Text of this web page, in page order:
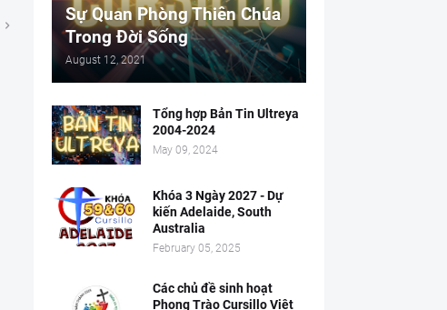
Sự Quan Phòng Thiên Chúa
Trong Đời Sống
August 12, 2021
Tổng hợp Bản Tin Ultreya
2004-2024
May 09, 2024
Khóa 3 Ngày 2027 - Dự
kiến Adelaide, South
Australia
February 05, 2025
Các chủ đề sinh hoạt
Phong Trào Cursillo Việt